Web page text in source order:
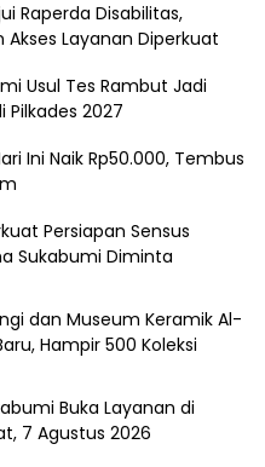
Raperda Disabilitas,
Akses Layanan Diperkuat
Usul Tes Rambut Jadi
Pilkades 2027
Ini Naik Rp50.000, Tembus
Persiapan Sensus
Sukabumi Diminta
dan Museum Keramik Al-
Hampir 500 Koleksi
Buka Layanan di
7 Agustus 2026